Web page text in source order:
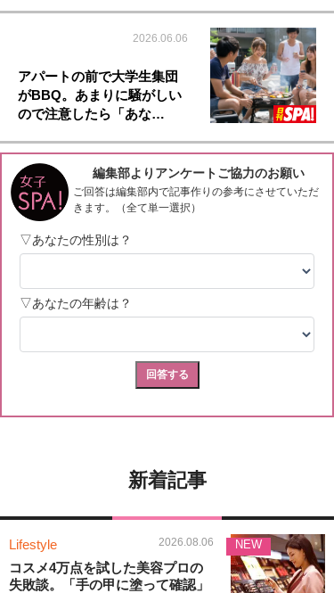
2026.06.06
アパートの前で大学生集団
がBBQ。あまりに騒がしい
ので注意したら「あな…
新着記事
Lifestyle 2026.08.06
コスメ4万点を試した美容プロの
失敗談。「手の甲に塗って確認」
NEW